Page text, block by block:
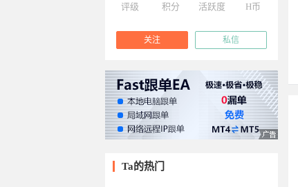
评级
积分
活跃度
H币
关注 私信
Ta的热门